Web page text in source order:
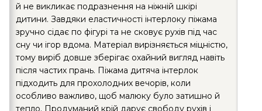
й не викликає подразнення на ніжній шкірі
дитини. Завдяки еластичності інтерлоку піжама
зручно сідає по фігурі та не сковує рухів під час
сну чи ігор вдома. Матеріал вирізняється міцністю,
тому виріб довше зберігає охайний вигляд навіть
після частих прань. Піжама дитяча інтерлок
підходить для прохолодних вечорів, коли
особливо важливо, щоб малюку було затишно й
тепло. Продуманий крій дарує свободу рухів і